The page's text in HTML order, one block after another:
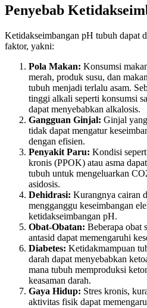
Penyebab
Ketidakseimbangan pH tubuh dapat
faktor, yakni:
Pola Makan: Konsumsi
merah, produk susu, dan
tubuh menjadi terlalu asam.
tinggi alkali seperti konsumsi
dapat menyebabkan alkalosis.
Gangguan Ginjal: Ginjal
tidak dapat mengatur
dengan efisien.
Penyakit Paru: Kondisi
kronis (PPOK) atau asma
tubuh untuk mengeluarkan
asidosis.
Dehidrasi: Kurangnya cairan
mengganggu keseimbangan
ketidakseimbangan pH.
Obat-Obatan: Beberapa obat
antasid dapat memengaruhi
Diabetes: Ketidakmampuan
darah dapat menyebabkan
mana tubuh memproduksi
keasaman darah.
Gaya Hidup: Stres kronis,
aktivitas fisik dapat